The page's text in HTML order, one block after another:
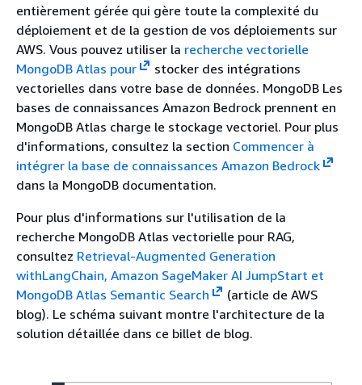
entièrement gérée qui gère toute la complexité du
déploiement et de la gestion de vos déploiements sur
AWS. Vous pouvez utiliser la recherche vectorielle
MongoDB Atlas pour
stocker des intégrations
vectorielles dans votre base de données. MongoDB Les
bases de connaissances Amazon Bedrock prennent en
MongoDB Atlas charge le stockage vectoriel. Pour plus
d'informations, consultez la section Commencer à
intégrer la base de connaissances Amazon Bedrock
dans la MongoDB documentation.
Pour plus d'informations sur l'utilisation de la
recherche MongoDB Atlas vectorielle pour RAG,
consultez Retrieval-Augmented Generation
withLangChain, Amazon SageMaker AI JumpStart et
MongoDB Atlas Semantic Search
(article de AWS
blog). Le schéma suivant montre l'architecture de la
solution détaillée dans ce billet de blog.